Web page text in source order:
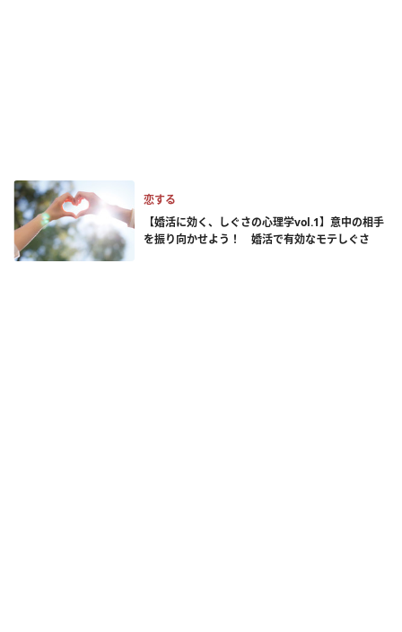
恋する
【婚活に効く、しぐさの心理学vol.1】意中の相手
を振り向かせよう！ 婚活で有効なモテしぐさ